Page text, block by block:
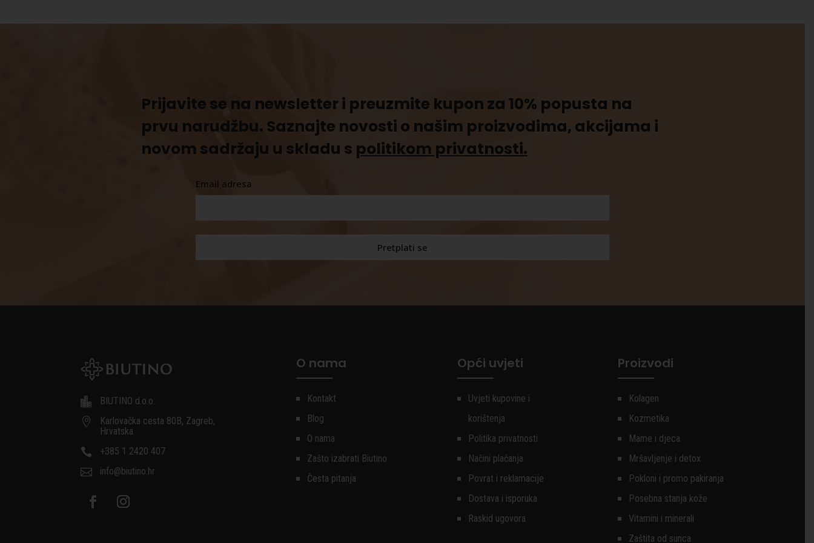
Prijavite se na newsletter i preuzmite kupon za 10% popusta na
prvu narudžbu. Saznajte novosti o našim proizvodima, akcijama i
novom sadržaju u skladu s politikom privatnosti.
Email adresa

BIUTINO d.o.o.

Karlovačka cesta 80B, Zagreb,
Hrvatska

+385 1 2420 407

info@biutino.hr
O nama
Kontakt
Blog
O nama
Zašto izabrati Biutino
Česta pitanja
Opći uvjeti
Uvjeti kupovine i
korištenja
Politika privatnosti
Načini plaćanja
Povrat i reklamacije
Dostava i isporuka
Raskid ugovora
Proizvodi
Kolagen
Kozmetika
Mame i djeca
Mršavljenje i detox
Pokloni i promo pakiranja
Posebna stanja kože
Vitamini i minerali
Zaštita od sunca